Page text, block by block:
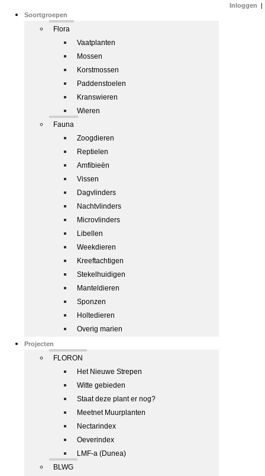
Soortgroepen
Flora
Vaatplanten
Mossen
Korstmossen
Paddenstoelen
Kranswieren
Wieren
Fauna
Zoogdieren
Reptielen
Amfibieën
Vissen
Dagvlinders
Nachtvlinders
Microvlinders
Libellen
Weekdieren
Kreeftachtigen
Stekelhuidigen
Manteldieren
Sponzen
Holtedieren
Overig marien
Projecten
FLORON
Het Nieuwe Strepen
Witte gebieden
Staat deze plant er nog?
Meetnet Muurplanten
Nectarindex
Oeverindex
LMF-a (Dunea)
BLWG
Inloggen |